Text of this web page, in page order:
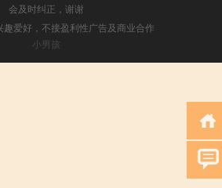
会及时纠正，谢谢
趣爱好，不接盈利性广告及商业合作
小男孩